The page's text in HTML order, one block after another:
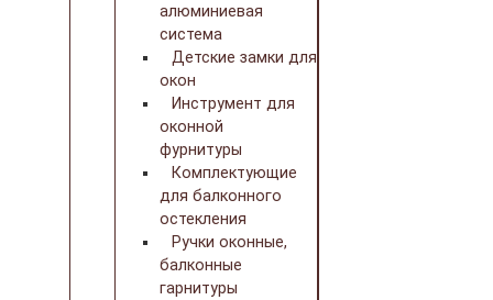
алюминиевая
система
Детские замки для
окон
Инструмент для
оконной
фурнитуры
Комплектующие
для балконного
остекления
Ручки оконные,
балконные
гарнитуры